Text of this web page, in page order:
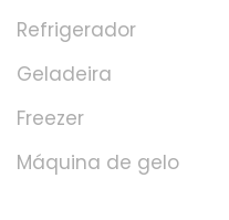
Refrigerador
Geladeira
Freezer
Máquina de gelo